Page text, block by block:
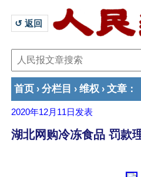
↺ 返回
首页 › 分栏目 › 维权 › 文章 ：
2020年12月11日 发表
湖北网购冷冻食品 罚款